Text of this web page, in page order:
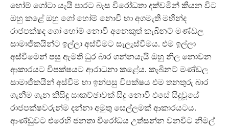
හෝම් ගෝටා යැයි පාරට බැස විරෝධතා දක්වමින් කියන විට
ඔහු කළේ ඔහු ගෝ හෝම් නොවී හා අගමැති මහින්ද
රාජපක්ෂද ගෝ හෝම් නොවී අනෙකුත් කැබිනට් මණ්ඩල
සාමාජිකයින්ට ඉල්ලා අස්වීමට සැලැස්වීමය. එම ඉල්ලා
අස්වීමෙන් පසු ඇමති ධුර බාර ගන්නයැයි ඔහු නිල නොවන
ආකාරයට විපක්ෂයට ආරාධනා කළේය. කැබිනට් මණ්ඩල
සාමාජිකයින් අස්වීම හා ඉන්පසු විපක්ෂය එම තනතුරු බාර
ගැනීම ගැන කිසිඳු සාකච්ඡාවක් සිදු නොවී එසේ සිදුවූයේ
රාජපක්ෂවරුන්ම දන්නා අමුතු සෙල්ලමක් ආකාරයටය.
ආණ්ඩුවට එරෙහි ජනතා විරෝධය උත්සන්න වනවිට නිමල්